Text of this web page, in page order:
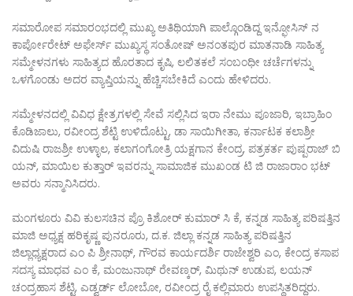
ಸಮಾರೋಪ ಸಮಾರಂಭದಲ್ಲಿ ಮುಖ್ಯ ಅತಿಥಿಯಾಗಿ ಪಾಲ್ಗೊಂಡಿದ್ದ ಇನ್ಫೋಸಿಸ್ ನ
ಕಾರ್ಪೋರೇಟ್ ಅಫೇರ್ಸ್ ಮುಖ್ಯಸ್ಥ ಸಂತೋಷ್ ಅನಂತಪುರ ಮಾತನಾಡಿ ಸಾಹಿತ್ಯ
ಸಮ್ಮೇಳನಗಳು ಸಾಹಿತ್ಯದ ಹೊರತಾದ ಕೃಷಿ, ಲಲಿತಕಲೆ ಸಂಬಂಧೀ ಚರ್ಚೆಗಳನ್ನು
ಒಳಗೊಂಡು ಅದರ ವ್ಯಾಪ್ತಿಯನ್ನು ಹೆಚ್ಚಿಸಬೇಕಿದೆ ಎಂದು ಹೇಳಿದರು.
ಸಮ್ಮೇಳನದಲ್ಲಿ ವಿವಿಧ ಕ್ಷೇತ್ರಗಳಲ್ಲಿ ಸೇವೆ ಸಲ್ಲಿಸಿದ ಇರಾ ನೇಮು ಪೂಜಾರಿ, ಇಬ್ರಾಹಿಂ
ಕೊಡಿಜಾಲು, ರವೀಂದ್ರ ಶೆಟ್ಟಿ ಉಳಿದೊಟ್ಟು, ಡಾ ಸಾಯಿಗೀತಾ, ಕರ್ನಾಟಕ ಕಲಾಶ್ರೀ
ವಿದುಷಿ ರಾಜಶ್ರೀ ಉಳ್ಳಾಲ, ಕಲಾಗಂಗೋತ್ರಿ ಯಕ್ಷಗಾನ ಕೇಂದ್ರ, ಪತ್ರಕರ್ತ ಪುಷ್ಪರಾಜ್ ಬಿ
ಯನ್, ಮಾಯಿಲ ಕುತ್ತಾರ್ ಇವರನ್ನು ಸಾಮಾಜಿಕ ಮುಖಂಡ ಟಿ ಜಿ ರಾಜಾರಾಂ ಭಟ್
ಅವರು ಸನ್ಮಾನಿಸಿದರು.
ಮಂಗಳೂರು ವಿವಿ ಕುಲಸಚಿನ ಪ್ರೊ ಕಿಶೋರ್ ಕುಮಾರ್ ಸಿ ಕೆ, ಕನ್ನಡ ಸಾಹಿತ್ಯ ಪರಿಷತ್ತಿನ
ಮಾಜಿ ಅಧ್ಯಕ್ಷ ಹರಿಕೃಷ್ಣ ಪುನರೂರು, ದ.ಕ. ಜಿಲ್ಲಾ ಕನ್ನಡ ಸಾಹಿತ್ಯ ಪರಿಷತ್ತಿನ
ಜಿಲ್ಲಾಧ್ಯಕ್ಷರಾದ ಎಂ ಪಿ ಶ್ರೀನಾಥ್, ಗೌರವ ಕಾರ್ಯದರ್ಶಿ ರಾಜೇಶ್ವರಿ ಎಂ, ಕೇಂದ್ರ ಕಸಾಪ
ಸದಸ್ಯ ಮಾಧವ ಎಂ ಕೆ, ಮಂಜುನಾಥ್ ರೇವಣ್ಕರ್, ಮಿಥುನ್ ಉಡುಪ, ಲಯನ್
ಚಂದ್ರಹಾಸ ಶೆಟ್ಟಿ, ಎಡ್ವರ್ಡ್ ಲೋಬೋ, ರವೀಂದ್ರ ರೈ ಕಲ್ಲಿಮಾರು ಉಪಸ್ಥಿತರಿದ್ದರು.